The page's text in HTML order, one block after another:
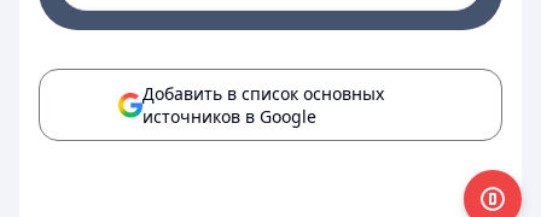
Добавить в список основных
источников в Google